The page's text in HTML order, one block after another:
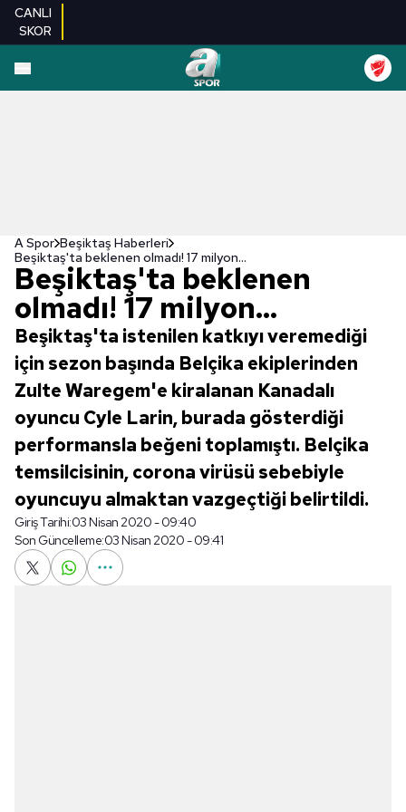
CANLI
SKOR
A Spor Beşiktaş Haberleri
Beşiktaş'ta beklenen olmadı! 17 milyon...
Beşiktaş'ta beklenen
olmadı! 17 milyon...
Beşiktaş'ta istenilen katkıyı veremediği
için sezon başında Belçika ekiplerinden
Zulte Waregem'e kiralanan Kanadalı
oyuncu Cyle Larin, burada gösterdiği
performansla beğeni toplamıştı. Belçika
temsilcisinin, corona virüsü sebebiyle
oyuncuyu almaktan vazgeçtiği belirtildi.
Giriş Tarihi:03 Nisan 2020 - 09:40
Son Güncelleme:03 Nisan 2020 - 09:41